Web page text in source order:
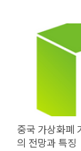
중국 가상화폐
의 전망과 특징